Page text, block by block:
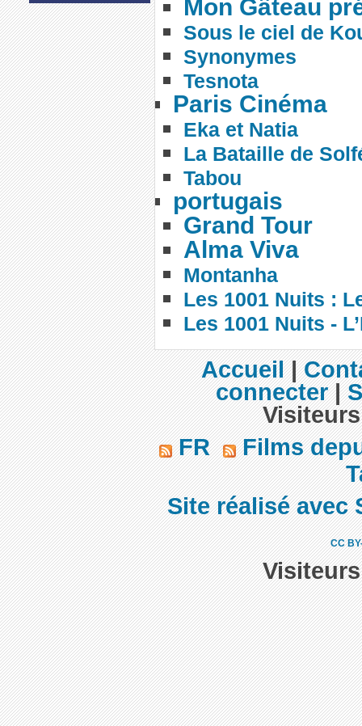
Mon Gâteau
Sous le ciel de
Synonymes
Tesnota
Paris Cinéma
Eka et Natia
La Bataille de
Tabou
portugais
Grand Tour
Alma Viva
Montanha
Les 1001 Nuits :
Les 1001 Nuits -
Accueil|
connecter|
FR
Films
Site réalisé avec
CC